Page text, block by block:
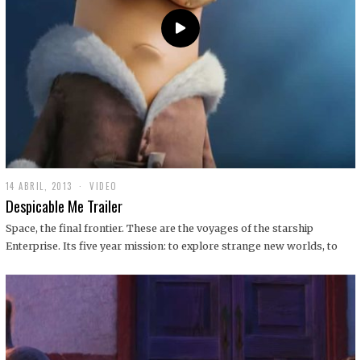
14 ABRIL, 2013
9
D
C
I
1
VIDEO
Despicable Me Trailer
Space, the final frontier. These are the voyages of the starship
Enterprise. Its five year mission: to explore strange new worlds, to